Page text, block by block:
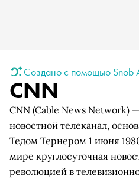
Создано с помощью Snob
CNN
CNN (Cable News Network)
новостной телеканал,
Тедом Тернером 1 июня
мире круглосуточная
революцией в